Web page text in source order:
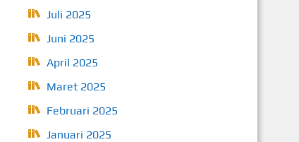
Juli 2025
Juni 2025
April 2025
Maret 2025
Februari 2025
Januari 2025